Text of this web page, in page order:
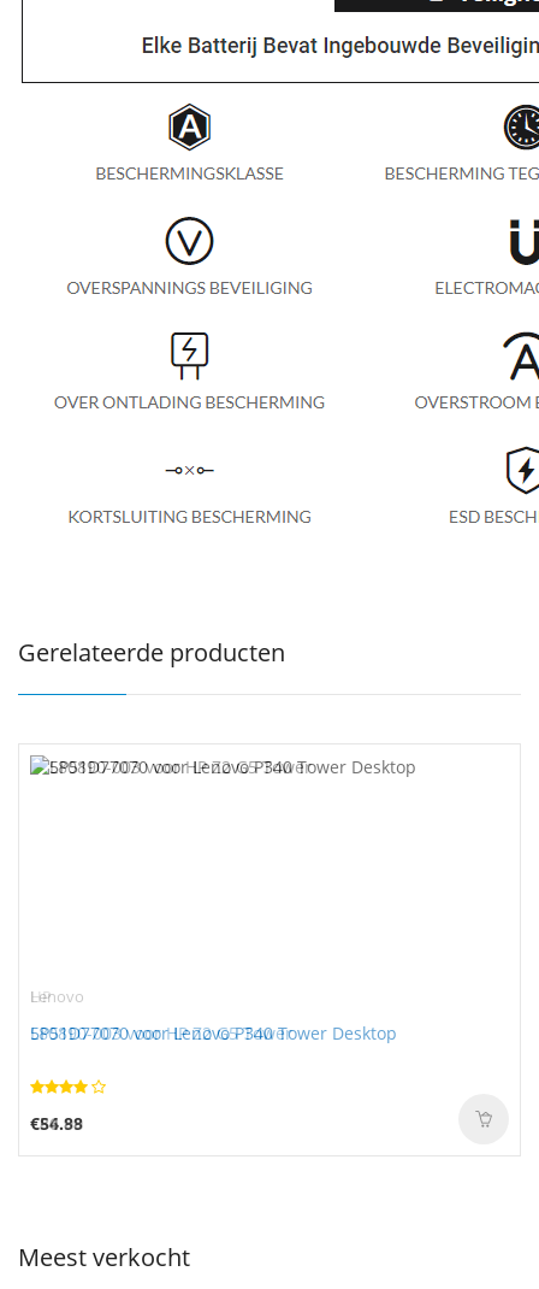
Gerelateerde producten
HP
L80890-003 voor HP Z2 G5 Tower
€86.99
Lenovo
5P51D77070 voor Lenovo P340 Tower Desktop
€54.88
Meest verkocht